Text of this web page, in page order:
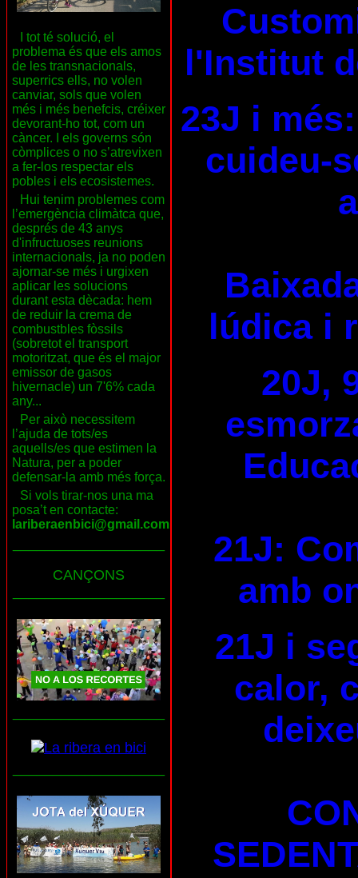
I tot té solució, el
problema és que els amos
de les transnacionals,
superrics ells, no volen
canviar, sols que volen
més i més benefcis, créixer
devorant-ho tot, com un
càncer. I els governs són
còmplices o no s’atrevixen
a fer-los respectar els
pobles i els ecosistemes.
Hui tenim problemes com
l’emergència climàtca que,
després de 43 anys
d'infructuoses reunions
internacionals, ja no poden
ajornar-se més i urgixen
aplicar les solucions
durant esta dècada: hem
de reduir la crema de
combustbles fòssils
(sobretot el transport
motoritzat, que és el major
emissor de gasos
hivernacle) un 7'6% cada
any...
Per això necessitem
l’ajuda de tots/es
aquells/es que estimen la
Natura, per a poder
defensar-la amb més força.
Si vols tirar-nos una ma
posa’t en contacte:
lariberaenbici@gmail.com
CANÇONS
l'Institut
23J i
cuideu-
lúdica i
20J,
21J:
amb
21J i
calor,